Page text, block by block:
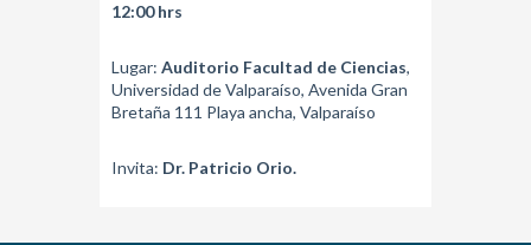
12:00 hrs
Lugar: Auditorio Facultad de Ciencias,
Universidad de Valparaíso, Avenida Gran
Bretaña 111 Playa ancha, Valparaíso
Invita: Dr. Patricio Orio.